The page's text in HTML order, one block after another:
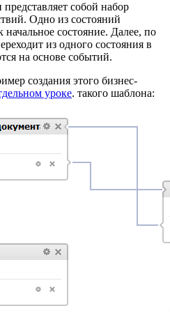
собой набор
Одно из состояний
начальное состояние. Далее, по
из одного состояния в
на основе событий.
создания этого бизнес-
уроке. такого шаблона: